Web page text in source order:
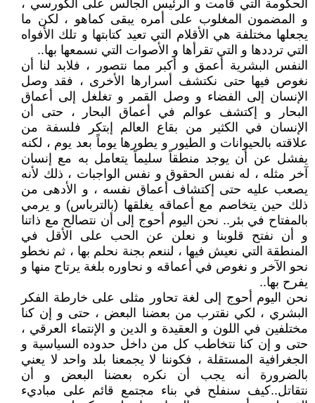
الحكومة التي قامت و الرئيس الجالس على الكورسي ،
و المضمون المغلوب على أمره يبقى كماهو ، لكن ما
يجعلها مختلفة هي الأقلام التي تعيد كتابتها و تلك الأفواه
التي ترددها و التي تقرأها و الأصوات التي نسمعها بها..
النفس البشرية أعمق و أكبر مما نتصور ، فلابد لنا أن
نغوص فيها حتى نكتشف أسرارها الأخرى ، فقد وصل
الإنسان إلى الفضاء و وصل القمر و تغلغل إلى أعماق
البحار و إكتشف عوالم في أعماق البحار ، حتى أن
الإنسان في الكثير من بقاع العالم إبتكر فلسفة من
علاقته بالحيوانات و الطيور و يطورها يوماً بعد يوم ، لكنه
يفشل عن أن يوجد منطقاً سليماً يتعامل به مع إنسان
آخر مثله ، له نفس الحقوق و نفس الواجبات ، ذلك لأنه
يصعب عليه حتى إكتشاف أعماق نفسه ، و الأدهى من
ذلك حين يتخاصم مع أعماقه يغلقها (بالترباس) و يرمي
بالمفتاح في بئر.. نحن اليوم أحوج إلى أن نتصالح مع ذاتنا
و أن نفتح قلوبنا و نعلن عن الحب على الأقل في
المنطقة التي نعيش فيها ، لننعم بجنة نحلم بها ، ثم نخطو
نحو الآخر و نغوص في أعماقه و نحاوره بلغة يرتاح منها و
يفرح بها..
نحن اليوم أحوج إلى لغة تحاور مثلى على خارطة الفكر
البشري ، لكي نقترب من بعضنا البعض ، حتى و إن كنا
مختلفين في اللون و العقيدة و الدين و الإنتماء العرقي ،
حتى و إن كنا نتخاطب كل من داخل حدوده السياسية و
الجغرافية المستقلة ، فكوننا لا يجمعنا بلد واحد لا يعني
بالضرورة أنه يجب أن نكره بعضنا البعض و أن
نتقاتل..كيف سنفلح في بناء مجتمع قائم على مباديء